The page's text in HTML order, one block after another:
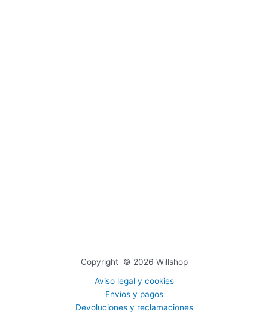
Copyright © 2026 Willshop
Aviso legal y cookies
Envíos y pagos
Devoluciones y reclamaciones